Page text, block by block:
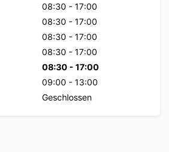
08:30 - 17:00
08:30 - 17:00
08:30 - 17:00
08:30 - 17:00
08:30 - 17:00
09:00 - 13:00
Geschlossen